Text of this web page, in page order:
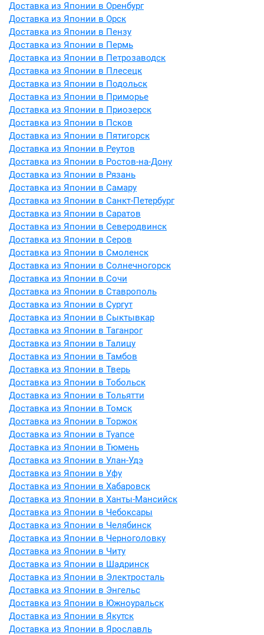
Доставка из Японии в Оренбург
Доставка из Японии в Орск
Доставка из Японии в Пензу
Доставка из Японии в Пермь
Доставка из Японии в Петрозаводск
Доставка из Японии в Плесецк
Доставка из Японии в Подольск
Доставка из Японии в Приморье
Доставка из Японии в Приозерск
Доставка из Японии в Псков
Доставка из Японии в Пятигорск
Доставка из Японии в Реутов
Доставка из Японии в Ростов-на-Дону
Доставка из Японии в Рязань
Доставка из Японии в Самару
Доставка из Японии в Санкт-Петербург
Доставка из Японии в Саратов
Доставка из Японии в Северодвинск
Доставка из Японии в Серов
Доставка из Японии в Смоленск
Доставка из Японии в Солнечногорск
Доставка из Японии в Сочи
Доставка из Японии в Ставрополь
Доставка из Японии в Сургут
Доставка из Японии в Сыктывкар
Доставка из Японии в Таганрог
Доставка из Японии в Талицу
Доставка из Японии в Тамбов
Доставка из Японии в Тверь
Доставка из Японии в Тобольск
Доставка из Японии в Тольятти
Доставка из Японии в Томск
Доставка из Японии в Торжок
Доставка из Японии в Туапсе
Доставка из Японии в Тюмень
Доставка из Японии в Улан-Удэ
Доставка из Японии в Уфу
Доставка из Японии в Хабаровск
Доставка из Японии в Ханты-Мансийск
Доставка из Японии в Чебоксары
Доставка из Японии в Челябинск
Доставка из Японии в Черноголовку
Доставка из Японии в Читу
Доставка из Японии в Шадринск
Доставка из Японии в Электросталь
Доставка из Японии в Энгельс
Доставка из Японии в Южноуральск
Доставка из Японии в Якутск
Доставка из Японии в Ярославль